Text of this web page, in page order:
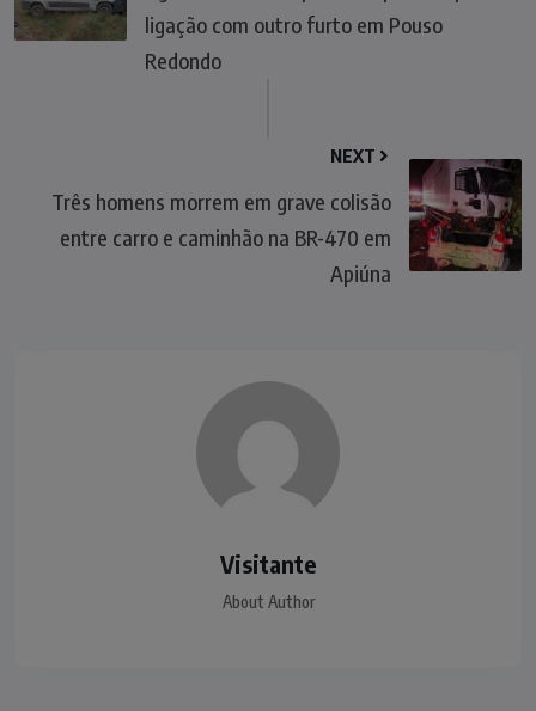
ligação com outro furto em Pouso
Redondo
NEXT
Três homens morrem em grave colisão
entre carro e caminhão na BR-470 em
Apiúna
Visitante
About Author